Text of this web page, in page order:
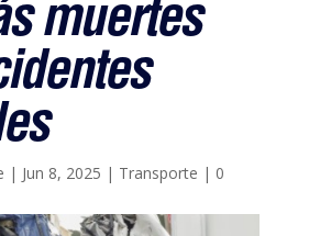
muertes
| Jun 8, 2025 | Transporte | 0